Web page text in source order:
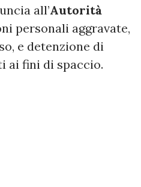
all’Autorità
personali aggravate,
e detenzione di
ai fini di spaccio.